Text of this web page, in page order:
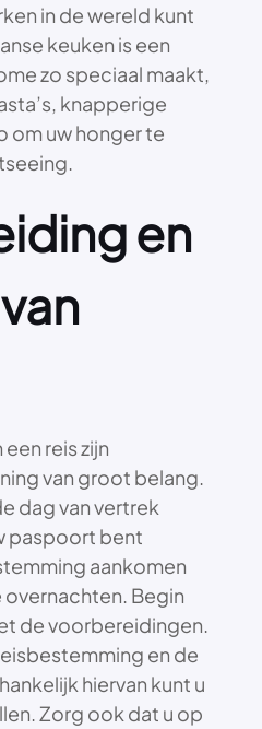
in de wereld kunt
keuken is een
zo speciaal maakt,
knapperige
om uw honger te
en
reis zijn
van groot belang.
dag van vertrek
paspoort bent
aankomen
Begin
de voorbereidingen.
en de
hiervan kunt u
Zorg ook dat u op